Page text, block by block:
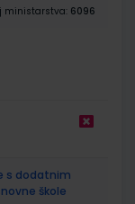
ministarstva: 6096
s dodatnim
škole